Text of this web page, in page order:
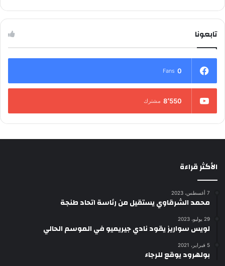
تابعونا
0
Fans
8٬550 مشترك
الأكثر قراءة
7 أغسطس، 2023
محمد الشرقاوي يستقيل من رئاسة اتحاد طنجة
29 يوليو، 2023
لويس سواريز يقود نادي جيريميو في الموسم الحالي
5 فبراير، 2021
بولهرود يوقع للرجاء